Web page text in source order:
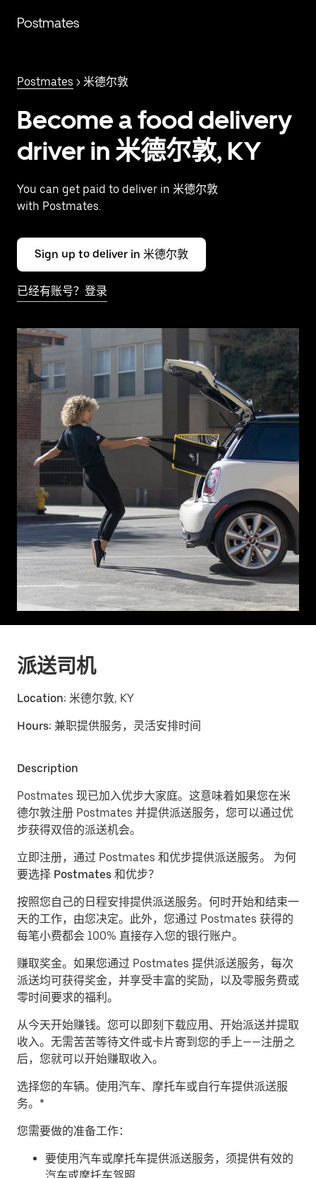
Postmates
Postmates > 米德尔敦
Become a food delivery
driver in 米德尔敦, KY
You can get paid to deliver in 米德尔敦
with Postmates.
Sign up to deliver in 米德尔敦
已经有账号？登录
派送司机
Location: 米德尔敦, KY
Hours: 兼职提供服务，灵活安排时间
Description
Postmates 现已加入优步大家庭。这意味着如果您在米
德尔敦注册 Postmates 并提供派送服务，您可以通过优
步获得双倍的派送机会。
立即注册，通过 Postmates 和优步提供派送服务。 为何
要选择 Postmates 和优步？
按照您自己的日程安排提供派送服务。 何时开始和结束一
天的工作，由您决定。此外，您通过 Postmates 获得的
每笔小费都会 100% 直接存入您的银行账户。
赚取奖金。 如果您通过 Postmates 提供派送服务，每次
派送均可获得奖金，并享受丰富的奖励，以及零服务费或
零时间要求的福利。
从今天开始赚钱。 您可以即刻下载应用、开始派送并提取
收入。无需苦苦等待文件或卡片寄到您的手上——注册之
后，您就可以开始赚取收入。
​选择您的车辆。使用汽车、摩托车或自行车提供派送服
务。*
您需要做的准备工作：
要使用汽车或摩托车提供派送服务，须提供有效的